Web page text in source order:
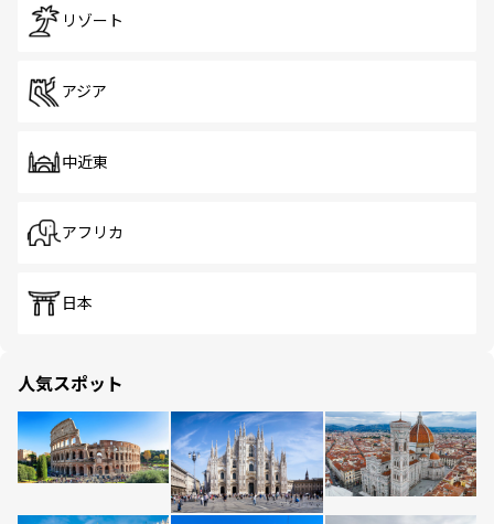
リゾート
アジア
中近東
アフリカ
日本
人気スポット